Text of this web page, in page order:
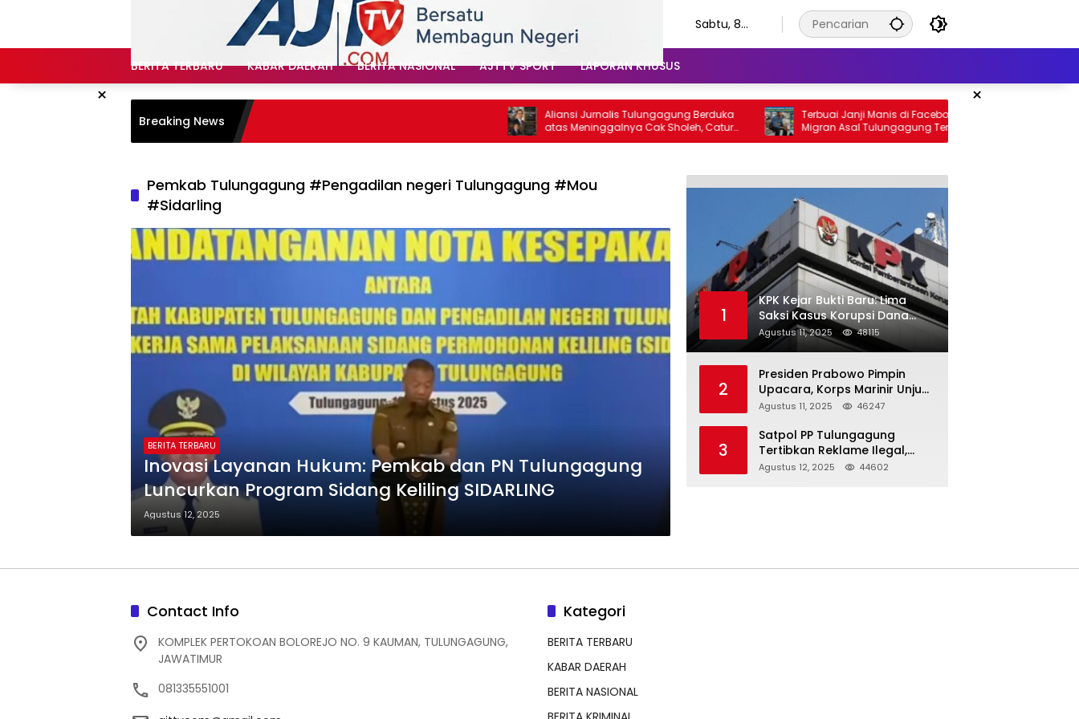
Sabtu, 8
BERITA TERBARU KABAR DAERAH BERITA NASIONAL AJTTV SPORT LAPORAN KHUSUS
× ×
Breaking News
Aliansi Jurnalis Tulungagung Berduka
atas Meninggalnya Cak Sholeh, Catur
Santoso: “Beliau Pejuang Keadilan yang
Terbuai Janji Manis di Facebook, Pekerja
Migran Asal Tulungagung Tertipu Rp622
Juta
Pemkab Tulungagung #Pengadilan negeri Tulungagung #Mou
#Sidarling
BERITA TERBARU
Inovasi Layanan Hukum: Pemkab dan PN Tulungagung
Luncurkan Program Sidang Keliling SIDARLING
Agustus 12, 2025
1
KPK Kejar Bukti Baru: Lima
Saksi Kasus Korupsi Dana
Hibah Jatim Diperiksa di
Trenggalek
Agustus 11, 2025 48115
2
Presiden Prabowo Pimpin
Upacara, Korps Marinir Unjuk
Kekuatan dan Resmikan
Agustus 11, 2025 46247
3
Satpol PP Tulungagung
Tertibkan Reklame Ilegal,
Wujudkan Kota yang Rapi
Agustus 12, 2025 44602
Contact Info
KOMPLEK PERTOKOAN BOLOREJO NO. 9 KAUMAN, TULUNGAGUNG,
JAWATIMUR
081335551001
Kategori
BERITA TERBARU
KABAR DAERAH
BERITA NASIONAL